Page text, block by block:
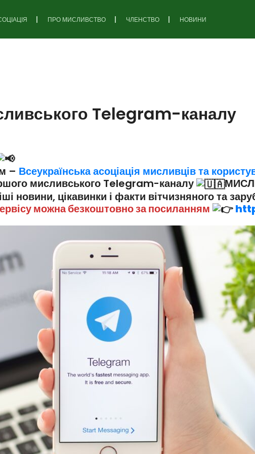
ПРО МИСЛИВСТВО ЧЛЕНСТВО НОВИНИ
Telegram-каналу
– Всеукраїнська асоціація мисливців та
мисливського Telegram-каналу
новини, цікавинки і факти вітчизняного та
можна безкоштовно за посиланням